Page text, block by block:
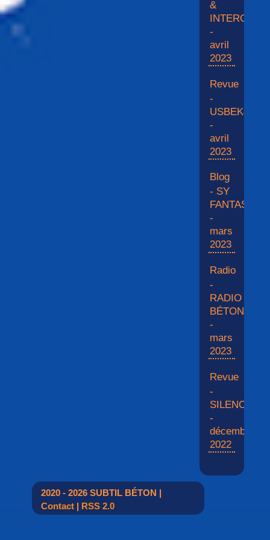
&
-
avril
2023
Revue
-
-
avril
2023
Blog
- SY
FANTASY
-
mars
2023
Radio
-
RADIO
BÉTON
-
mars
2023
Revue
-
SILENCE
-
décembre
2022
2020 - 2026 SUBTIL BÉTON |
Contact| RSS 2.0